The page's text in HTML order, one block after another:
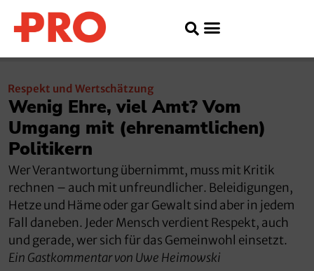
Respekt und Wertschätzung
Wenig Ehre, viel Amt? Vom
Umgang mit (ehrenamtlichen)
Politikern
Wer Verantwortung übernimmt, muss mit Kritik
rechnen – auch mit unfreundlicher. Beleidigungen,
Hetze und Häme oder gar Gewalt sind aber in jedem
Fall daneben. Jeder Mensch verdient Respekt, auch
und gerade, wer sich für das Gemeinwohl einsetzt.
Ein Gastkommentar von Uwe Heimowski